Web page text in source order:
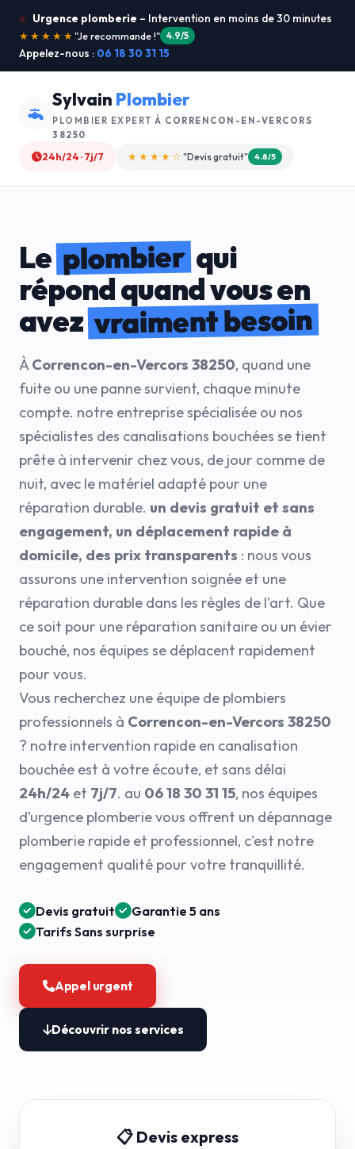
Urgence plomberie – Intervention en moins de 30 minutes
★★★★★"Service ultra rapide !" 5.0/5
Appelez-nous : 06 18 30 31 15
Sylvain Plombier
PLOMBIER EXPERT À CORRENCON-EN-VERCORS
38250
24h/24 · 7j/7 ★★★★☆ "Devis gratuit" 4.8/5
Leplombierqui
répond quand vous en
avezvraiment besoin
ÀCorrencon-en-Vercors 38250, quand une
fuite ou une panne survient, chaque minute
compte. notre entreprise spécialisée ou nos
spécialistes des canalisations bouchées se tient
prête à intervenir chez vous, de jour comme de
nuit, avec le matériel adapté pour une
réparation durable. un devis gratuit et sans
engagement, un déplacement rapide à
domicile, des prix transparents : nous vous
assurons une intervention soignée et une
réparation durable dans les règles de l'art. Que
ce soit pour une réparation sanitaire ou un évier
bouché, nos équipes se déplacent rapidement
pour vous.
Vous recherchez une équipe de plombiers
professionnels à Correncon-en-Vercors 38250
? notre intervention rapide en canalisation
bouchée est à votre écoute, et sans délai
24h/24 et 7j/7. au 06 18 30 31 15, nos équipes
d’urgence plomberie vous offrent un dépannage
plomberie rapide et professionnel, c'est notre
engagement qualité pour votre tranquillité.
Devis gratuit
Garantie 5 ans
Tarifs Sans surprise
Appel urgent
Découvrir nos services
📋 Devis express